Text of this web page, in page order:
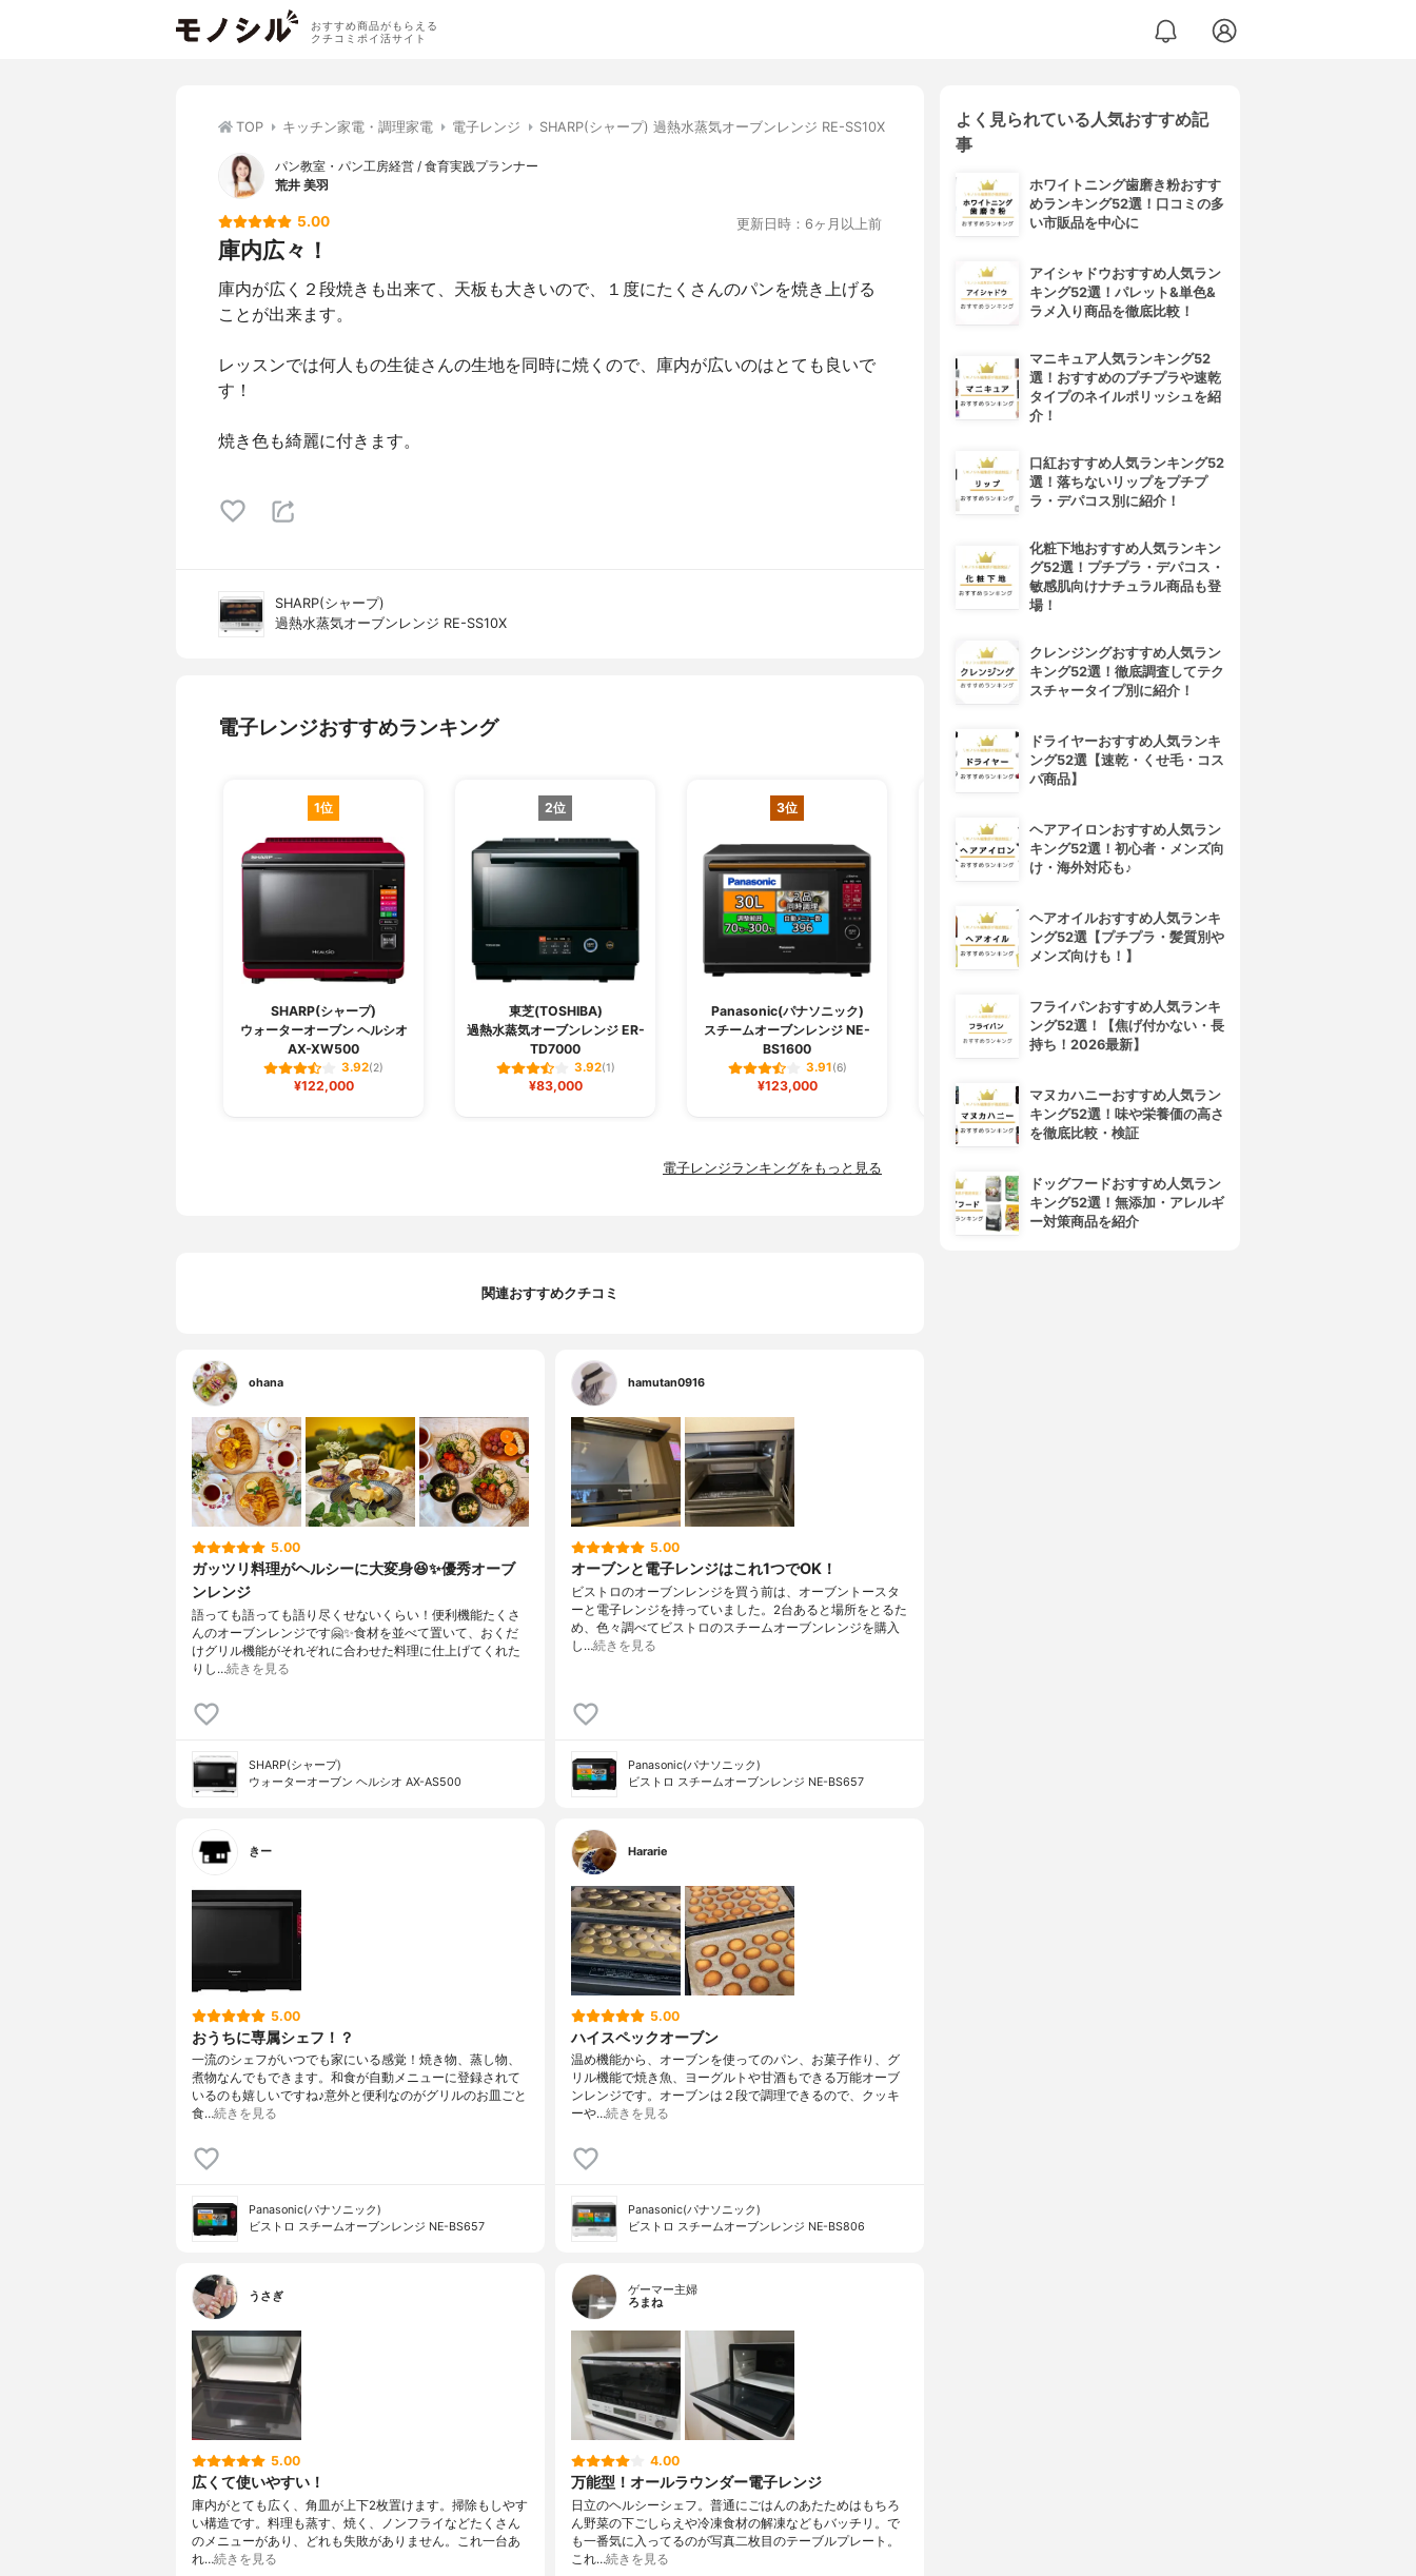
おすすめ商品がもらえる
クチコミポイ活サイト
TOP キッチン家電・調理家電 電子レンジ SHARP(シャープ) 過熱水蒸気オーブンレンジ RE-SS10X
パン教室・パン工房経営 / 食育実践プランナー
荒井 美羽
5.00 更新日時：6ヶ月以上前
庫内広々！
庫内が広く２段焼きも出来て、天板も大きいので、１度にたくさんのパンを焼き上げる
ことが出来ます。
レッスンでは何人もの生徒さんの生地を同時に焼くので、庫内が広いのはとても良いで
す！
焼き色も綺麗に付きます。
SHARP(シャープ)
過熱水蒸気オーブンレンジ RE-SS10X
電子レンジおすすめランキング
1位
SHARP(シャープ)
ウォーターオーブン ヘルシオ
AX-XW500
3.92(2)
¥122,000
2位
東芝(TOSHIBA)
過熱水蒸気オーブンレンジ ER-
TD7000
3.92(1)
¥83,000
3位
Panasonic(パナソニック)
スチームオーブンレンジ NE-
BS1600
3.91(6)
¥123,000
SHARP(シャープ)
ウォーターオーブン ヘルシオ
AX-XW600
¥113,405
東芝(TOSHIBA)
過熱水蒸気オーブンレンジ ER-
電子レンジランキングをもっと見る
関連おすすめクチコミ
ohana
5.00
ガッツリ料理がヘルシーに大変身😆✨優秀オーブ
ンレンジ
語っても語っても語り尽くせないくらい！便利機能たくさ
んのオーブンレンジです🤗✨食材を並べて置いて、おくだ
けグリル機能がそれぞれに合わせた料理に仕上げてくれた
りし…続きを見る
SHARP(シャープ)
ウォーターオーブン ヘルシオ AX-AS500
hamutan0916
5.00
オーブンと電子レンジはこれ1つでOK！
ビストロのオーブンレンジを買う前は、オーブントースタ
ーと電子レンジを持っていました。2台あると場所をとるた
め、色々調べてビストロのスチームオーブンレンジを購入
し…続きを見る
Panasonic(パナソニック)
ビストロ スチームオーブンレンジ NE-BS657
きー
5.00
おうちに専属シェフ！？
一流のシェフがいつでも家にいる感覚！焼き物、蒸し物、
煮物なんでもできます。和食が自動メニューに登録されて
いるのも嬉しいですね♪意外と便利なのがグリルのお皿ごと
食…続きを見る
Panasonic(パナソニック)
ビストロ スチームオーブンレンジ NE-BS657
Hararie
5.00
ハイスペックオーブン
温め機能から、オーブンを使ってのパン、お菓子作り、グ
リル機能で焼き魚、ヨーグルトや甘酒もできる万能オーブ
ンレンジです。オーブンは２段で調理できるので、クッキ
ーや…続きを見る
Panasonic(パナソニック)
ビストロ スチームオーブンレンジ NE-BS806
うさぎ
5.00
広くて使いやすい！
庫内がとても広く、角皿が上下2枚置けます。掃除もしやす
い構造です。料理も蒸す、焼く、ノンフライなどたくさん
のメニューがあり、どれも失敗がありません。これ一台あ
れ…続きを見る
ゲーマー主婦
ろまね
4.00
万能型！オールラウンダー電子レンジ
日立のヘルシーシェフ。普通にごはんのあたためはもちろ
ん野菜の下ごしらえや冷凍食材の解凍などもバッチリ。で
も一番気に入ってるのが写真二枚目のテーブルプレート。
これ…続きを見る
よく見られている人気おすすめ記
事
ホワイトニング歯磨き粉おすす
めランキング52選！口コミの多
い市販品を中心に
アイシャドウおすすめ人気ラン
キング52選！パレット&単色&
ラメ入り商品を徹底比較！
マニキュア人気ランキング52
選！おすすめのプチプラや速乾
タイプのネイルポリッシュを紹
介！
口紅おすすめ人気ランキング52
選！落ちないリップをプチプ
ラ・デパコス別に紹介！
化粧下地おすすめ人気ランキン
グ52選！プチプラ・デパコス・
敏感肌向けナチュラル商品も登
場！
クレンジングおすすめ人気ラン
キング52選！徹底調査してテク
スチャータイプ別に紹介！
ドライヤーおすすめ人気ランキ
ング52選【速乾・くせ毛・コス
パ商品】
ヘアアイロンおすすめ人気ラン
キング52選！初心者・メンズ向
け・海外対応も♪
ヘアオイルおすすめ人気ランキ
ング52選【プチプラ・髪質別や
メンズ向けも！】
フライパンおすすめ人気ランキ
ング52選！【焦げ付かない・長
持ち！2026最新】
マヌカハニーおすすめ人気ラン
キング52選！味や栄養価の高さ
を徹底比較・検証
ドッグフードおすすめ人気ラン
キング52選！無添加・アレルギ
ー対策商品を紹介